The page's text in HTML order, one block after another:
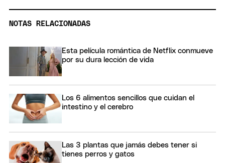
NOTAS RELACIONADAS
Esta película romántica de Netflix conmueve
por su dura lección de vida
Los 6 alimentos sencillos que cuidan el
intestino y el cerebro
Las 3 plantas que jamás debes tener si
tienes perros y gatos